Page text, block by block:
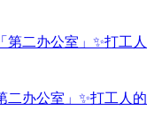
办公室」✨打工人的